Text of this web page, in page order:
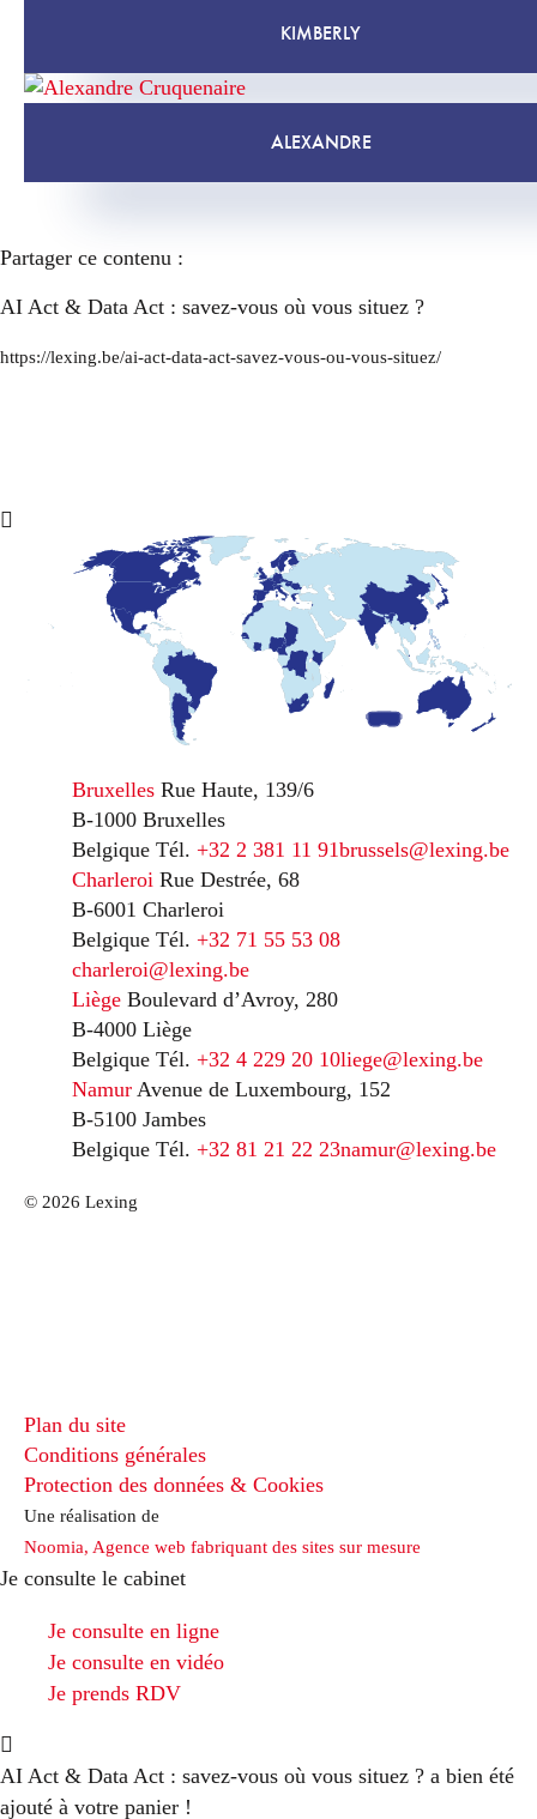
KIMBERLY
ALEXANDRE
Partager ce contenu :
AI Act & Data Act : savez-vous où vous situez ?
https://lexing.be/ai-act-data-act-savez-vous-ou-vous-situez/
Bruxelles Rue Haute, 139/6
B-1000 Bruxelles
Belgique Tél. +32 2 381 11 91brussels@lexing.be
Charleroi Rue Destrée, 68
B-6001 Charleroi
Belgique Tél. +32 71 55 53 08
charleroi@lexing.be
Liège Boulevard d’Avroy, 280
B-4000 Liège
Belgique Tél. +32 4 229 20 10liege@lexing.be
Namur Avenue de Luxembourg, 152
B-5100 Jambes
Belgique Tél. +32 81 21 22 23namur@lexing.be
© 2026 Lexing
Plan du site
Conditions générales
Protection des données & Cookies
Une réalisation de
Noomia, Agence web fabriquant des sites sur mesure
Je consulte le cabinet
Je consulte en ligne
Je consulte en vidéo
Je prends RDV
AI Act & Data Act : savez-vous où vous situez ? a bien été
ajouté à votre panier !